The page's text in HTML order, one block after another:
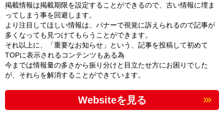
掲載情報は掲載期限を設定することができるので、古い情報に埋ま
ってしまう事を回避します。
より注目してほしい情報は、バナーで視覚に訴えられるので記事が
多くなっても見つけてもらうことができます。
それ以上に、「重要なお知らせ」という、記事を投稿して初めて
TOPに表示されるコンテンツもある為
今までは情報量の多さから振り分けと目立たせ方にお困りでした
が、それらを解消することができています。
Websiteを見る